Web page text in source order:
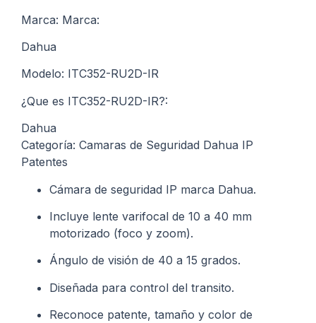
Marca: Marca:
Dahua
Modelo: ITC352-RU2D-IR
¿Que es ITC352-RU2D-IR?:
Dahua
Categoría: Camaras de Seguridad Dahua IP
Patentes
Cámara de seguridad IP marca Dahua.
Incluye lente varifocal de 10 a 40 mm
motorizado (foco y zoom).
Ángulo de visión de 40 a 15 grados.
Diseñada para control del transito.
Reconoce patente, tamaño y color de